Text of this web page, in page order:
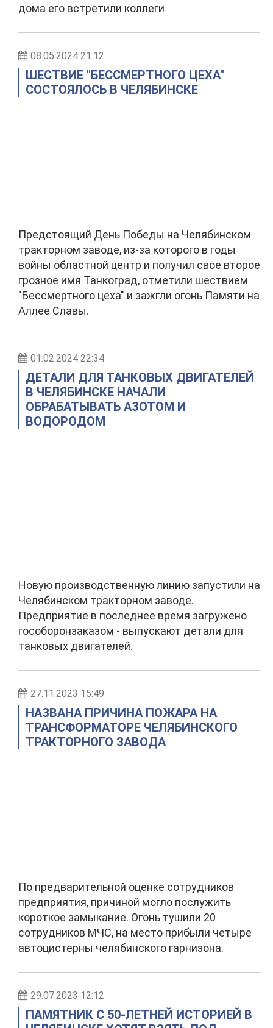
дома его встретили коллеги
08.05.2024 21:12
ШЕСТВИЕ "БЕССМЕРТНОГО ЦЕХА"
СОСТОЯЛОСЬ В ЧЕЛЯБИНСКЕ
Предстоящий День Победы на Челябинском
тракторном заводе, из-за которого в годы
войны областной центр и получил свое второе
грозное имя Танкоград, отметили шествием
"Бессмертного цеха" и зажгли огонь Памяти на
Аллее Славы.
01.02.2024 22:34
ДЕТАЛИ ДЛЯ ТАНКОВЫХ ДВИГАТЕЛЕЙ
В ЧЕЛЯБИНСКЕ НАЧАЛИ
ОБРАБАТЫВАТЬ АЗОТОМ И
ВОДОРОДОМ
Новую производственную линию запустили на
Челябинском тракторном заводе.
Предприятие в последнее время загружено
гособоронзаказом - выпускают детали для
танковых двигателей.
27.11.2023 15:49
НАЗВАНА ПРИЧИНА ПОЖАРА НА
ТРАНСФОРМАТОРЕ ЧЕЛЯБИНСКОГО
ТРАКТОРНОГО ЗАВОДА
По предварительной оценке сотрудников
предприятия, причиной могло послужить
короткое замыкание. Огонь тушили 20
сотрудников МЧС, на место прибыли четыре
автоцистерны челябинского гарнизона.
29.07.2023 12:12
ПАМЯТНИК С 50-ЛЕТНЕЙ ИСТОРИЕЙ В